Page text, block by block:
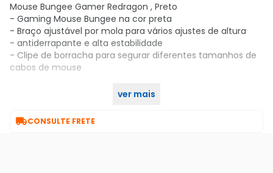
Mouse Bungee Gamer Redragon , Preto
- Gaming Mouse Bungee na cor preta
- Braço ajustável por mola para vários ajustes de altura
- antiderrapante e alta estabilidade
- Clipe de borracha para segurar diferentes tamanhos de
cabos de mouse
- Compatível com todos os tipos de cabos de mouse com
ver mais
CONSULTE FRETE